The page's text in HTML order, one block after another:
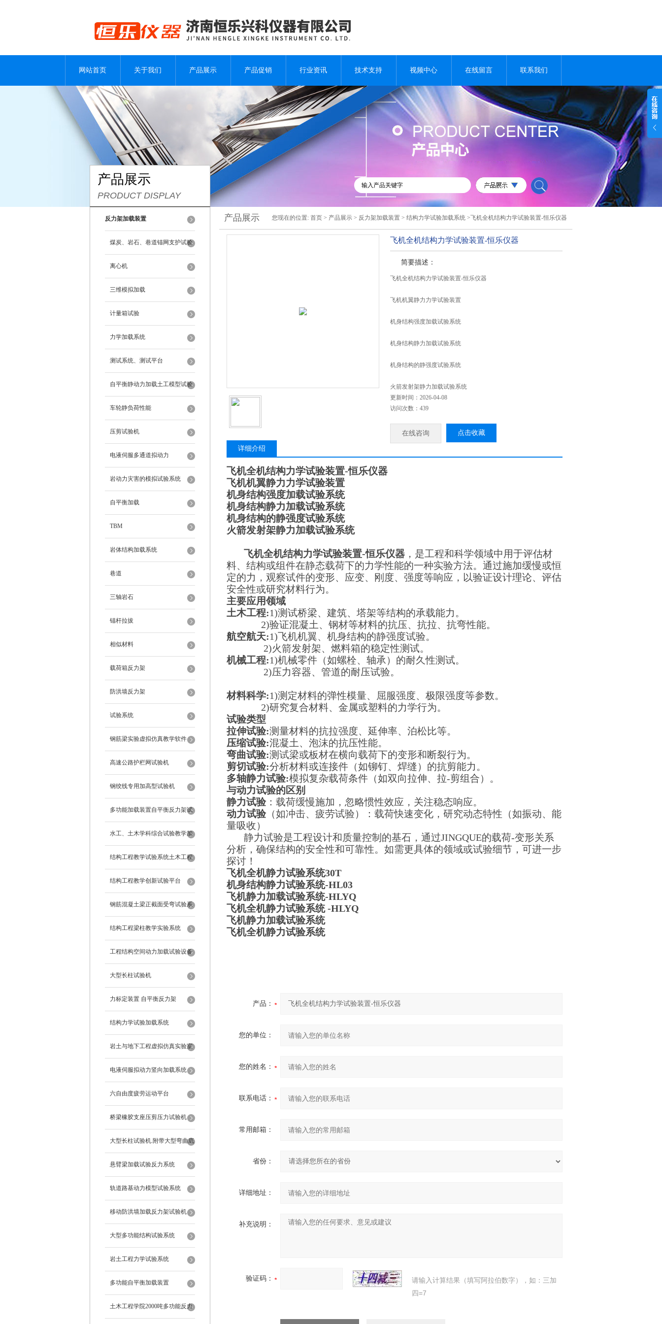
网站首页 关于我们 产品展示 产品促销 行业资讯 技术支持 视频中心 在线留言 联系我们
产品展示
PRODUCT DISPLAY
反力架加载装置
煤炭、岩石、巷道锚网支护试验
离心机
三维模拟加载
计量箱试验
力学加载系统
测试系统、测试平台
自平衡静动力加载土工模型试验
系统
车轮静负荷性能
压剪试验机
电液伺服多通道拟动力
岩动力灾害的模拟试验系统
自平衡加载
TBM
岩体结构加载系统
巷道
三轴岩石
锚杆拉拔
相似材料
载荷箱反力架
防洪墙反力架
试验系统
钢筋梁实验虚拟仿真教学软件
高速公路护栏网试验机
钢绞线专用加高型试验机
多功能加载装置自平衡反力架试
验系统
水工、土木学科综合试验教学加
载系统
结构工程教学试验系统土木工程
试验设备
结构工程教学创新试验平台
钢筋混凝土梁正截面受弯试验系
统
结构工程梁柱教学实验系统
工程结构空间动力加载试验设备
反力框架
大型长柱试验机
力标定装置 自平衡反力架
结构力学试验加载系统
岩土与地下工程虚拟仿真实验室
电液伺服拟动力竖向加载系统
六自由度疲劳运动平台
桥梁橡胶支座压剪压力试验机
大型长柱试验机.附带大型弯曲底
座
悬臂梁加载试验反力系统
轨道路基动力模型试验系统
移动防洪墙加载反力架试验机
大型多功能结构试验系统
岩土工程力学试验系统
多功能自平衡加载装置
土木工程学院2000吨多功能反力
产品展示 您现在的位置: 首页 > 产品展示 > 反力架加载装置 > 结构力学试验加载系统 >飞机全机结构力学试验装置-恒乐仪器
飞机全机结构力学试验装置-恒乐仪器
简要描述：
飞机全机结构力学试验装置-恒乐仪器
飞机机翼静力力学试验装置
机身结构强度加载试验系统
机身结构静力加载试验系统
机身结构的静强度试验系统
火箭发射架静力加载试验系统
更新时间：2026-04-08
访问次数：439
在线咨询 点击收藏
详细介绍
飞机全机结构力学试验装置-恒乐仪器
飞机机翼静力力学试验装置
机身结构强度加载试验系统
机身结构静力加载试验系统
机身结构的静强度试验系统
火箭发射架静力加载试验系统
飞机全机结构力学试验装置-恒乐仪器 ，是工程和科学领域中用于评估材
料、结构或组件在静态载荷下的力学性能的一种实验方法。通过施加缓慢或恒
定的力，观察试件的变形、应变、刚度、强度等响应，以验证设计理论、评估
安全性或研究材料行为。
主要应用领域
土木工程:1)测试桥梁、建筑、塔架等结构的承载能力。
2)验证混凝土、钢材等材料的抗压、抗拉、抗弯性能。
航空航天:1)飞机机翼、机身结构的静强度试验。
2)火箭发射架、燃料箱的稳定性测试。
机械工程:1)机械零件（如螺栓、轴承）的耐久性测试。
2)压力容器、管道的耐压试验。
材料科学:1)测定材料的弹性模量、屈服强度、极限强度等参数。
2)研究复合材料、金属或塑料的力学行为。
试验类型
拉伸试验:测量材料的抗拉强度、延伸率、泊松比等。
压缩试验:混凝土、泡沫的抗压性能。
弯曲试验:测试梁或板材在横向载荷下的变形和断裂行为。
剪切试验:分析材料或连接件（如铆钉、焊缝）的抗剪能力。
多轴静力试验:模拟复杂载荷条件（如双向拉伸、拉-剪组合）。
与动力试验的区别
静力试验：载荷缓慢施加，忽略惯性效应，关注稳态响应。
动力试验（如冲击、疲劳试验）：载荷快速变化，研究动态特性（如振动、能
量吸收）
静力试验是工程设计和质量控制的基石，通过JINGQUE的载荷-变形关系
分析，确保结构的安全性和可靠性。如需更具体的领域或试验细节，可进一步
探讨！
飞机全机静力试验系统30T
机身结构静力试验系统-HL03
飞机静力加载试验系统-HLYQ
飞机全机静力试验系统-HLYQ
飞机静力加载试验系统
飞机全机静力试验系统
产品：
您的单位：
您的姓名：
联系电话：
常用邮箱：
省份：
详细地址：
补充说明：
验证码：
请输入计算结果（填写阿拉伯数字），如：三加
四=7